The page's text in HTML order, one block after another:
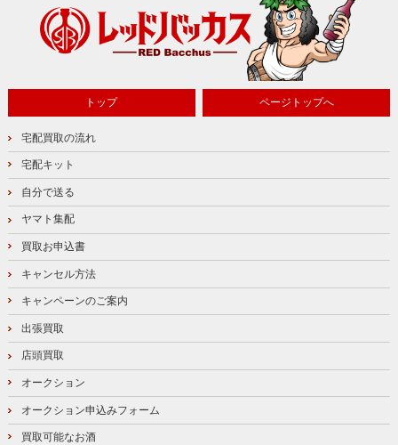
トップ ページトップへ
宅配買取の流れ
宅配キット
自分で送る
ヤマト集配
買取お申込書
キャンセル方法
キャンペーンのご案内
出張買取
店頭買取
オークション
オークション申込みフォーム
買取可能なお酒